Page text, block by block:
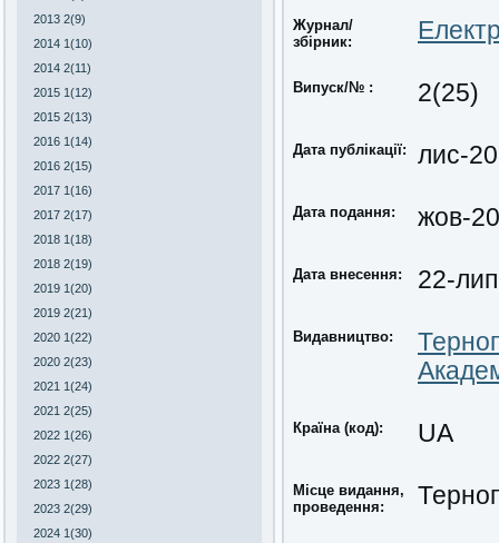
2013 2(9)
2014 1(10)
2014 2(11)
2015 1(12)
2015 2(13)
2016 1(14)
2016 2(15)
2017 1(16)
2017 2(17)
2018 1(18)
2018 2(19)
2019 1(20)
2019 2(21)
2020 1(22)
2020 2(23)
2021 1(24)
2021 2(25)
2022 1(26)
2022 2(27)
2023 1(28)
2023 2(29)
2024 1(30)
Журнал/
збірник:
Випуск/№ : 2(25)
Дата публікації: лис-
Дата подання: жов-
Дата внесення: 22-
Видавництво:
Країна (код): UA
Місце видання,
проведення: